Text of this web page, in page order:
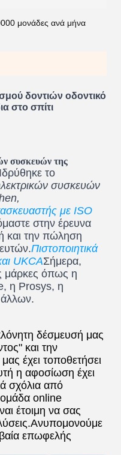
μονάδες ανά μήνα
δοντιών οδοντικό
στο σπίτι
συσκευών της
Ιδρύθηκε το
συσκευών
με ISO
στην έρευνα
και την πώληση
Πιστοποιητικά
UKCAΣήμερα,
μάρκες όπως η
η Prosys, η
δέσμευσή μας
και την
έχει τοποθετήσει
η αφοσίωση έχει
σχόλια από
online
έτοιμη να σας
επωφελής